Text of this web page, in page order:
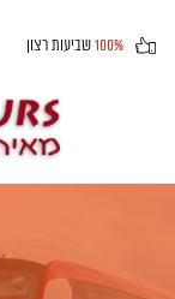
100%שביעות רצון